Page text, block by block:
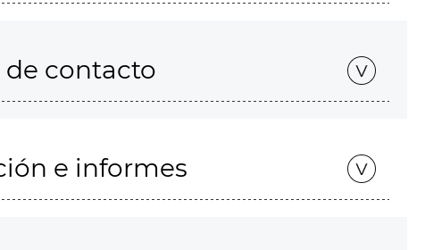
contacto
e informes